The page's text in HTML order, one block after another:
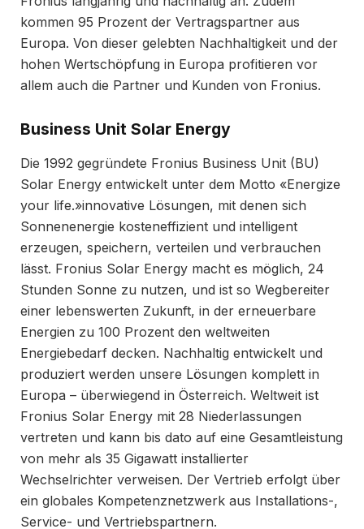
kommen 95 Prozent der Vertragspartner aus
Europa. Von dieser gelebten Nachhaltigkeit und der
hohen Wertschöpfung in Europa profitieren vor
allem auch die Partner und Kunden von Fronius.
Business Unit Solar Energy
Die 1992 gegründete Fronius Business Unit (BU)
Solar Energy entwickelt unter dem Motto «Energize
your life.»innovative Lösungen, mit denen sich
Sonnenenergie kosteneffizient und intelligent
erzeugen, speichern, verteilen und verbrauchen
lässt. Fronius Solar Energy macht es möglich, 24
Stunden Sonne zu nutzen, und ist so Wegbereiter
einer lebenswerten Zukunft, in der erneuerbare
Energien zu 100 Prozent den weltweiten
Energiebedarf decken. Nachhaltig entwickelt und
produziert werden unsere Lösungen komplett in
Europa – überwiegend in Österreich. Weltweit ist
Fronius Solar Energy mit 28 Niederlassungen
vertreten und kann bis dato auf eine Gesamtleistung
von mehr als 35 Gigawatt installierter
Wechselrichter verweisen. Der Vertrieb erfolgt über
ein globales Kompetenznetzwerk aus Installations-,
Service- und Vertriebspartnern.